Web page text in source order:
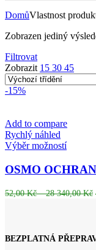
DomůVlastnost
Zobrazen jediný
Filtrovat
Zobrazit 15 30 45
-15%
Add to compare
Rychlý náhled
Výběr možnostíTento
má
více
variant.
na
stránce
OSMO
52,00Kč – 28 340,00Kč
BEZPLATNÁ